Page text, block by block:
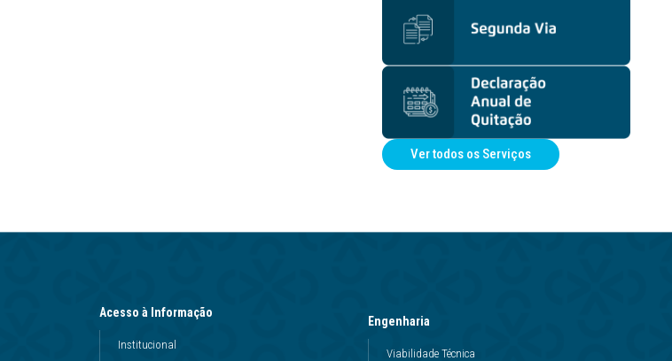
Ver todos os Serviços
Acesso à Informação
Institucional
Engenharia
Viabilidade Técnica